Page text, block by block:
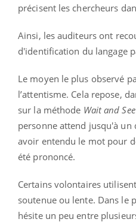
précisent les chercheurs
Ainsi, les auditeurs ont
d'identification du langage
Le moyen le plus observé
l’attentisme. Cela repose,
sur la méthode Wait and See
personne attend jusqu'à un
avoir entendu le mot pour
été prononcé.
Certains volontaires
soutenue ou lente. Dans le
hésite un peu entre